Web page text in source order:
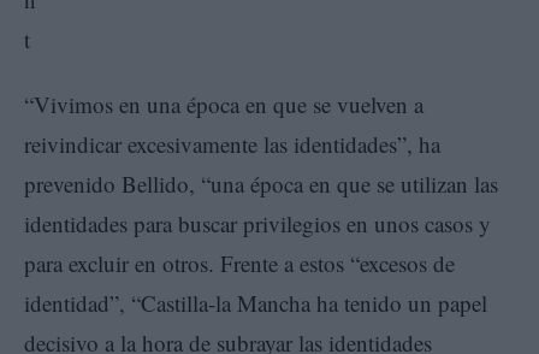
“Vivimos en una época en que se vuelven a
reivindicar excesivamente las identidades”, ha
prevenido Bellido, “una época en que se utilizan las
identidades para buscar privilegios en unos casos y
para excluir en otros. Frente a estos “excesos de
identidad”, “Castilla-la Mancha ha tenido un papel
decisivo a la hora de subrayar las identidades